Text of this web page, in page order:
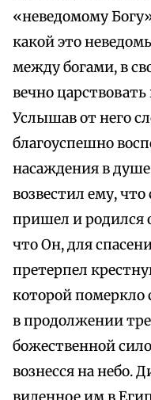
«неведомому
какой это
между богами, в
вечно
Услышав от него
благоуспешно
насаждения в
возвестил ему,
пришел и родился
что Он, для
претерпел
которой померкло
в продолжении
божественной
вознесся на небо.